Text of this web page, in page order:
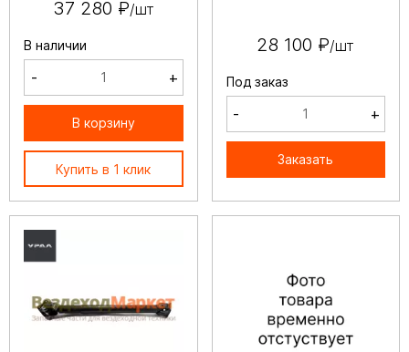
37 280 ₽/шт
В наличии
- +
В корзину
Купить в 1 клик
28 100 ₽/шт
Под заказ
- +
Заказать